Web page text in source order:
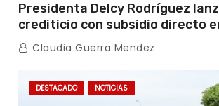
Presidenta Delcy Rodríguez
crediticio con subsidio directo
con Juntas de Condominio
Claudia Guerra Mendez
DESTACADO NOTICIAS